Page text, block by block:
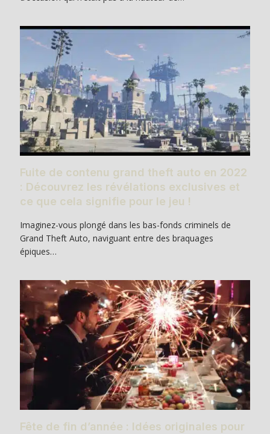
Fuite de contenu grand theft auto en 2022
: Découvrez les révélations exclusives et
ce que cela signifie pour le jeu !
Imaginez-vous plongé dans les bas-fonds criminels de
Grand Theft Auto, naviguant entre des braquages
épiques…
Fête de fin d’année : Idées originales pour